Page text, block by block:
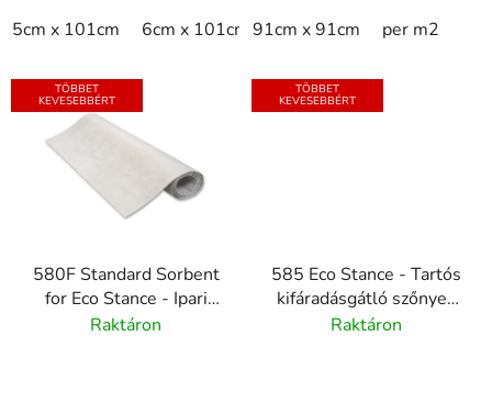
5cm x 101cm 6cm x 101cm 91cm x 91cm per m2
TÖBBET
KEVESEBBÉRT
580F Standard Sorbent
for Eco Stance - Ipari
rendkívül ellenálló
Raktáron
TÖBBET
KEVESEBBÉRT
585 Eco Stance - Tartós
kifáradásgátló szőnyeg
nedvszívó betéttel
Raktáron